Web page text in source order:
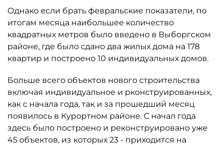
Однако если брать февральские показатели, по
итогам месяца наибольшее количество
квадратных метров было введено в Выборгском
районе, где было сдано два жилых дома на 178
квартир и построено 10 индивидуальных домов.
Больше всего объектов нового строительства
включая индивидуальное и рконструированных,
как с начала года, так и за прошедший месяц
появилось в Курортном районе. С начал года
здесь было построено и реконструировано уже
45 объектов, из которых 23 - приходится на